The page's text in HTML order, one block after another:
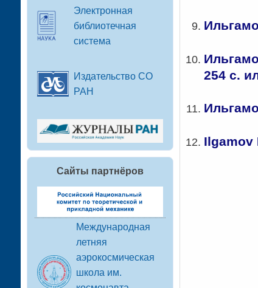
254 с.
Ilgamov
Электронная
библиотечная
система
Издательство СО
РАН
Сайты партнёров
Международная
летняя
аэрокосмическая
школа им.